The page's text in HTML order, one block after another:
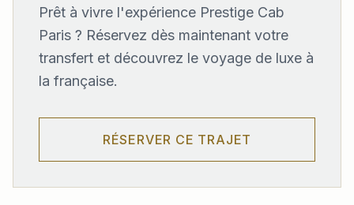
Prêt à vivre l'expérience Prestige Cab
Paris ? Réservez dès maintenant votre
transfert et découvrez le voyage de luxe à
la française.
RÉSERVER CE TRAJET